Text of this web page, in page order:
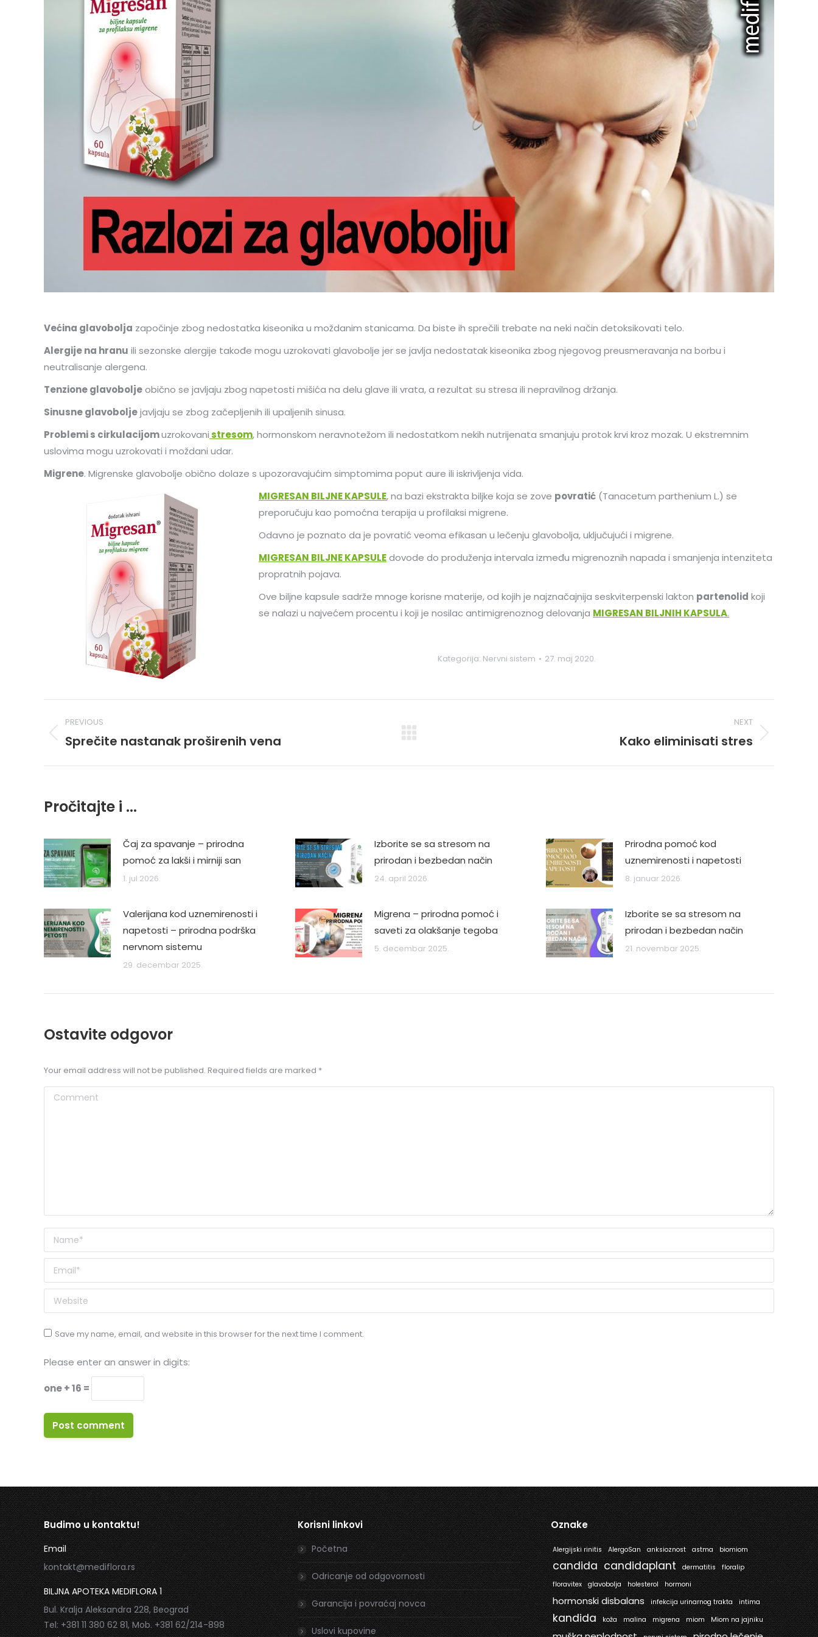
Većina glavobolja započinje zbog nedostatka kiseonika u moždanim stanicama. Da biste ih sprečili trebate na neki način detoksikovati telo.
Alergije na hranu ili sezonske alergije takođe mogu uzrokovati glavobolje jer se javlja nedostatak kiseonika zbog njegovog preusmeravanja na borbu i
neutralisanje alergena.
Tenzione glavoboljeobično se javljaju zbog napetosti mišića na delu glave ili vrata, a rezultat su stresa ili nepravilnog držanja.
Sinusne glavoboljejavljaju se zbog začepljenih ili upaljenih sinusa.
Problemi s cirkulacijomuzrokovanistresom, hormonskom neravnotežom ili nedostatkom nekih nutrijenata smanjuju protok krvi kroz mozak. U ekstremnim
uslovima mogu uzrokovati i moždani udar.
Migrene. Migrenske glavobolje obično dolaze s upozoravajućim simptomima poput aure ili iskrivljenja vida.
MIGRESAN BILJNE KAPSULE, na bazi ekstrakta biljke koja se zove povratić (Tanacetum parthenium L.) se
preporučuju kao pomoćna terapija u profilaksi migrene.
Odavno je poznato da je povratić veoma efikasan u lečenju glavobolja, uključujući i migrene.
MIGRESAN BILJNE KAPSULEdovode do produženja intervala između migrenoznih napada i smanjenja intenziteta
propratnih pojava.
Ove biljne kapsule sadrže mnoge korisne materije, od kojih je najznačajnija seskviterpenski lakton partenolid koji
se nalazi u najvećem procentu i koji je nosilac antimigrenoznog delovanja MIGRESAN BILJNIH KAPSULA.
Kategorija: Nervni sistem 27. maj 2020.
Post
navigation
PREVIOUS
Previous
Sprečite nastanak proširenih vena
NEXT
Kako eliminisati stres
Pročitajte i ...
Čaj za spavanje – prirodna
pomoć za lakši i mirniji san
1. jul 2026.
Izborite se sa stresom na
prirodan i bezbedan način
24. april 2026.
Prirodna pomoć kod
uznemirenosti i napetosti
8. januar 2026.
Valerijana kod uznemirenosti i
napetosti – prirodna podrška
nervnom sistemu
29. decembar 2025.
Migrena – prirodna pomoć i
saveti za olakšanje tegoba
5. decembar 2025.
Izborite se sa stresom na
prirodan i bezbedan način
21. novembar 2025.
Ostavite odgovor
Your email address will not be published. Required fields are marked *
Comment
Name *
Email *
Website
Save my name, email, and website in this browser for the next time I comment.
Please enter an answer in digits:
one + 16 =
Post comment
Budimo u kontaktu!
Email
kontakt@mediflora.rs
BILJNA APOTEKA MEDIFLORA 1
Bul. Kralja Aleksandra 228, Beograd
Tel: +381 11 380 62 81, Mob. +381 62/214-898
Korisni linkovi
Početna
Odricanje od odgovornosti
Garancija i povraćaj novca
Uslovi kupovine
Oznake
Alergijski rinitis AlergoSan anksioznost astma biomiom
candida candidaplant dermatitis
floralip
floravitex
glavobolja holesterol hormoni
hormonski disbalans infekcija urinarnog trakta intima
kandida koža malina migrena miom Miom na jajniku